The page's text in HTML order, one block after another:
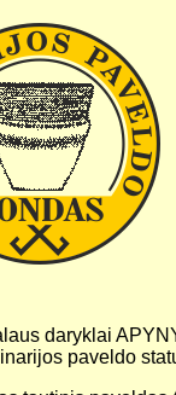
daryklai
paveldo